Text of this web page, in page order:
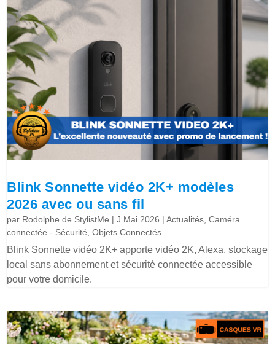
Blink Sonnette vidéo 2K+ modèles
2026 avec ou sans fil
par Rodolphe de StylistMe |J Mai 2026 |Actualités ,Caméra
connectée - Sécurité ,Objets Connectés
Blink Sonnette vidéo 2K+ apporte vidéo 2K, Alexa, stockage
local sans abonnement et sécurité connectée accessible
pour votre domicile.